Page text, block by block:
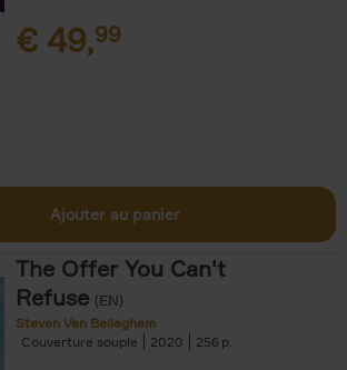
€ 49,99
Ajouter au panier
The Offer You Can't
Refuse (EN)
Steven Van Belleghem
Couverture souple
2020 256